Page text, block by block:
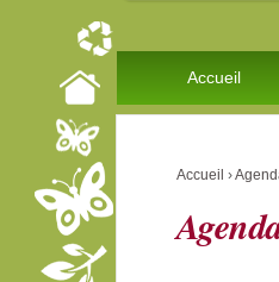
Accueil
Accueil ›